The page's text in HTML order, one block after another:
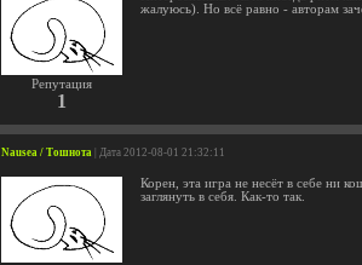
Репутация
1
жалуюсь). Но всё равно - авторам
Nausea / Тошнота | Дата 2012-08-01 21:32:11
Корен, эта игра не несёт в себе ни
заглянуть в себя. Как-то так.